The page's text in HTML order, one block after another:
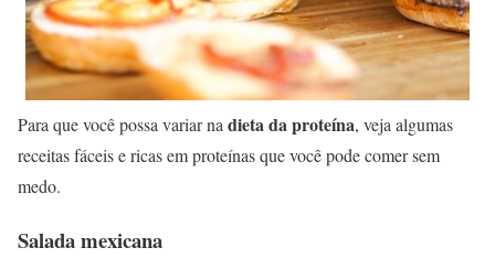
Para que você possa variar na dieta da proteína, veja algumas
receitas fáceis e ricas em proteínas que você pode comer sem
medo.
Salada mexicana